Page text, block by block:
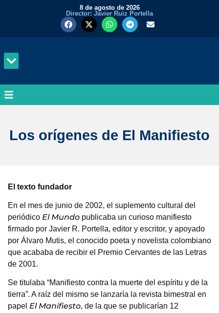
8 de agosto de 2026
Director: Javier Ruiz Portella
Los orígenes de El Manifiesto
El texto fundador
En el mes de junio de 2002, el suplemento cultural del
periódico El Mundo publicaba un curioso manifiesto
firmado por Javier R. Portella, editor y escritor, y apoyado
por Álvaro Mutis, el conocido poeta y novelista colombiano
que acababa de recibir el Premio Cervantes de las Letras
de 2001.
Se titulaba “Manifiesto contra la muerte del espíritu y de la
tierra”. A raíz del mismo se lanzaría la revista bimestral en
papel El Manifiesto, de la que se publicarían 12